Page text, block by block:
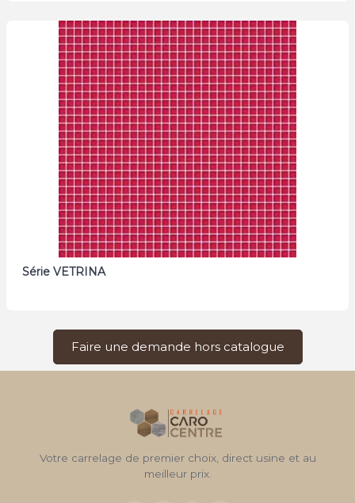
Série VETRINA
Faire une demande hors catalogue
Votre carrelage de premier choix, direct usine et au
meilleur prix.